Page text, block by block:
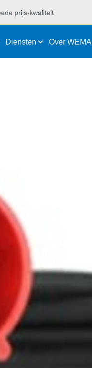
prijs-kwaliteit
Diensten Over WEMA